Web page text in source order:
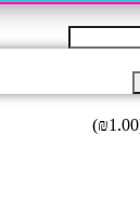
₪1.00
)